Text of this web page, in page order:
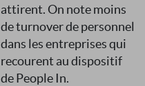
attirent. On note moins
de turnover de personnel
dans les entreprises qui
recourent au dispositif
de People In.